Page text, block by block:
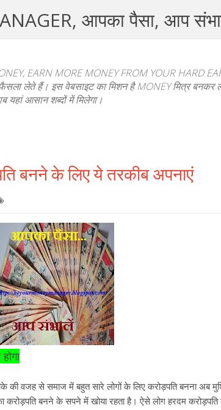
आपका पैसा, आप
EARN MORE MONEY FROM YOUR HARD
फैसला लेते हैं। इस वेबसाइट का मिशन है MONEY मित्र
यहां आसान शब्दों में मिलेगा।
बनने के लिए ये तरकीब अपनाएं
की वजह से समाज में बहुत सारे लोगों के लिए करोड़पति बनना अब
करोड़पति बनने के सपने में खोया रहता है। ऐसे लोग हरदम